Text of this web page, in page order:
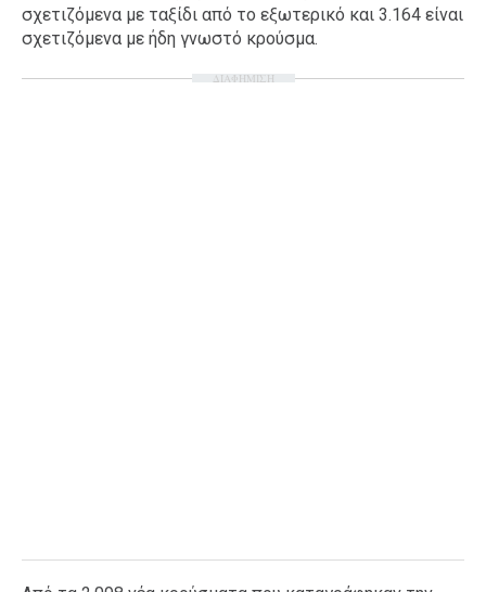
σχετιζόμενα με ταξίδι από το εξωτερικό και 3.164 είναι
σχετιζόμενα με ήδη γνωστό κρούσμα.
ΔΙΑΦΗΜΙΣΗ